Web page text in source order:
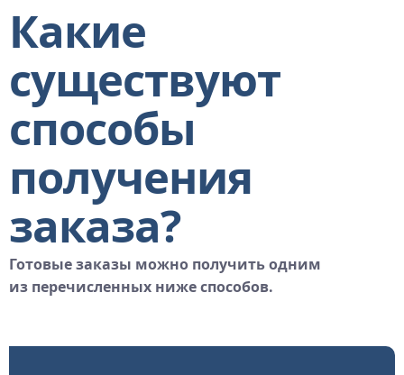
Какие
существуют
способы
получения
заказа?
Готовые заказы можно получить одним
из перечисленных ниже способов.